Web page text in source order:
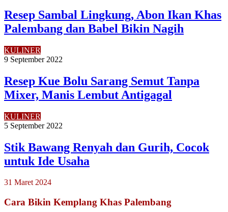
Resep Sambal Lingkung, Abon Ikan Khas
Palembang dan Babel Bikin Nagih
KULINER
9 September 2022
Resep Kue Bolu Sarang Semut Tanpa
Mixer, Manis Lembut Antigagal
KULINER
5 September 2022
Stik Bawang Renyah dan Gurih, Cocok
untuk Ide Usaha
31 Maret 2024
Cara Bikin Kemplang Khas Palembang